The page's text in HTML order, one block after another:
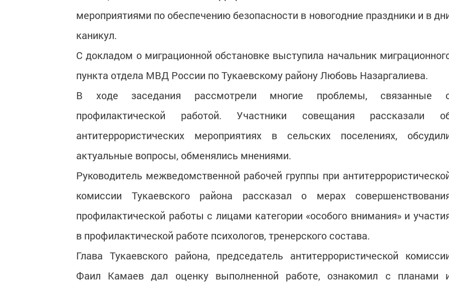
мероприятиями по обеспечению безопасности в новогодние праздники и в
каникул.
С докладом о миграционной обстановке выступила начальник
пункта отдела МВД России по Тукаевскому району Любовь Назаргалиева.
В ходе заседания рассмотрели многие проблемы, связанные
профилактической работой. Участники совещания рассказали
антитеррористических мероприятиях в сельских поселениях,
актуальные вопросы, обменялись мнениями.
Руководитель межведомственной рабочей группы при
комиссии Тукаевского района рассказал о мерах
профилактической работы с лицами категории «особого внимания» и
в профилактической работе психологов, тренерского состава.
Глава Тукаевского района, председатель антитеррористической
Фаил Камаев дал оценку выполненной работе, ознакомил с планами